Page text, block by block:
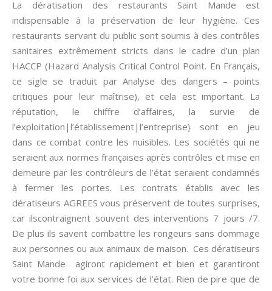
La dératisation des restaurants Saint Mande est
indispensable à la préservation de leur hygiène. Ces
restaurants servant du public sont soumis à des contrôles
sanitaires extrêmement stricts dans le cadre d’un plan
HACCP (Hazard Analysis Critical Control Point. En Français,
ce sigle se traduit par Analyse des dangers – points
critiques pour leur maîtrise), et cela est important. La
réputation, le chiffre d’affaires, la survie de
l’exploitation|l’établissement|l’entreprise} sont en jeu
dans ce combat contre les nuisibles. Les sociétés qui ne
seraient aux normes françaises après contrôles et mise en
demeure par les contrôleurs de l’état seraient condamnés
à fermer les portes. Les contrats établis avec les
dératiseurs AGREES vous préservent de toutes surprises,
car ilscontraignent souvent des interventions 7 jours /7.
De plus ils savent combattre les rongeurs sans dommage
aux personnes ou aux animaux de maison. Ces dératiseurs
Saint Mande agiront rapidement et bien et garantiront
votre bonne foi aux services de l’état. Rien de pire que de